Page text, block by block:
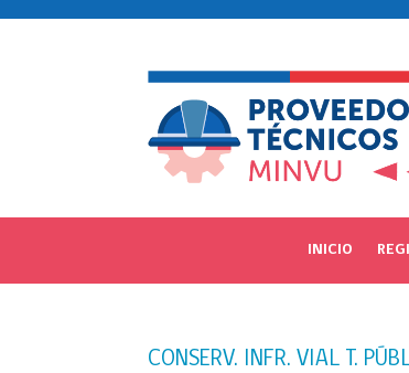
INICIO
CONSERV. INFR. VIAL T.